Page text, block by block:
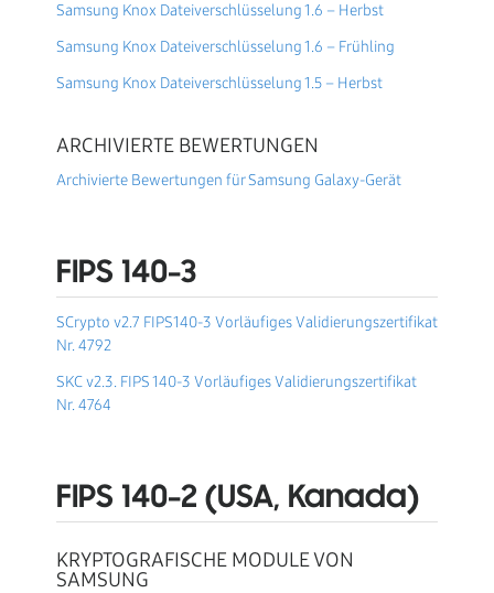
Samsung Knox Dateiverschlüsselung 1.6 – Herbst
Samsung Knox Dateiverschlüsselung 1.6 – Frühling
Samsung Knox Dateiverschlüsselung 1.5 – Herbst
ARCHIVIERTE BEWERTUNGEN
Archivierte Bewertungen für Samsung Galaxy-Gerät
FIPS 140-3
SCrypto v2.7 FIPS140-3 Vorläufiges Validierungszertifikat
Nr. 4792
SKC v2.3. FIPS 140-3 Vorläufiges Validierungszertifikat
Nr. 4764
FIPS 140-2 (USA, Kanada)
KRYPTOGRAFISCHE MODULE VON
SAMSUNG